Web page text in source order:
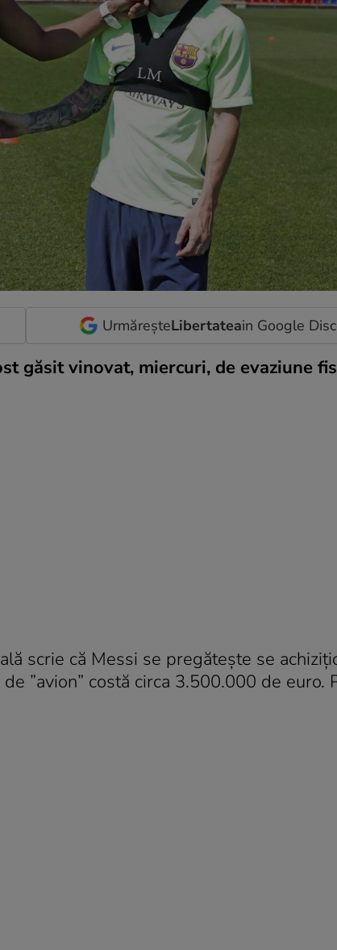
UrmăreșteLibertateain Google
găsit vinovat, miercuri, de evaziune
scrie că Messi se pregătește se
”avion” costă circa 3.500.000 de euro.